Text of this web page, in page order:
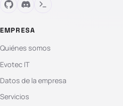
EMPRESA
Quiénes somos
Evotec IT
Datos de la empresa
Servicios